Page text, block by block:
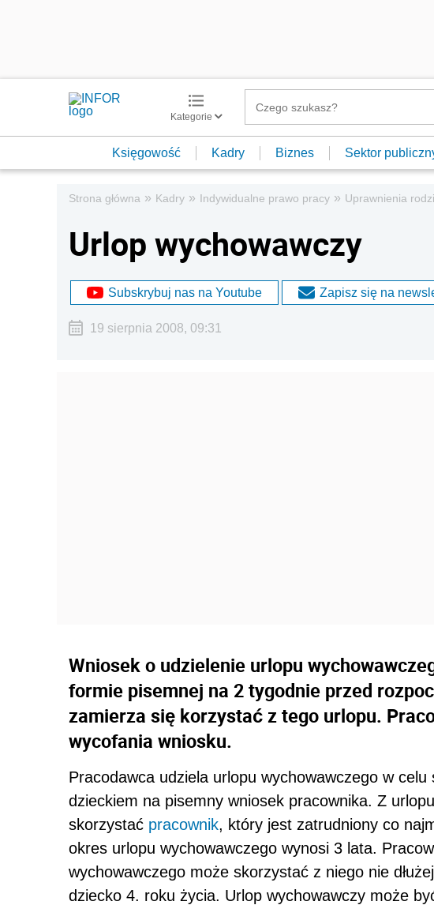
Kategorie
Księgowość Kadry Biznes Sektor
Strona główna » Kadry » Indywidualne prawo pracy » Uprawnienia
Urlop wychowawczy
Subskrybuj nas na Youtube Zapisz się na
19 sierpnia 2008, 09:31
Wniosek o udzielenie urlopu
formie pisemnej na 2 tygodnie przed
zamierza się korzystać z tego urlopu.
wycofania wniosku.
Pracodawca udziela urlopu wychowawczego w
dzieckiem na pisemny wniosek pracownika. Z
skorzystać pracownik, który jest zatrudniony co
okres urlopu wychowawczego wynosi 3 lata.
wychowawczego może skorzystać z niego nie
dziecko 4. roku życia. Urlop wychowawczy może